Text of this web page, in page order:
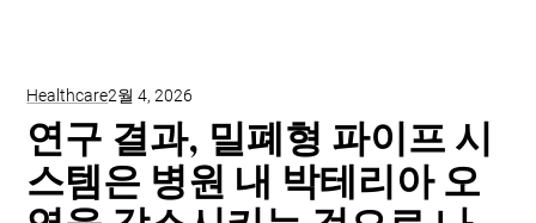
Healthcare2월 4, 2026
연구 결과, 밀폐형 파이프 시
스템은 병원 내 박테리아 오